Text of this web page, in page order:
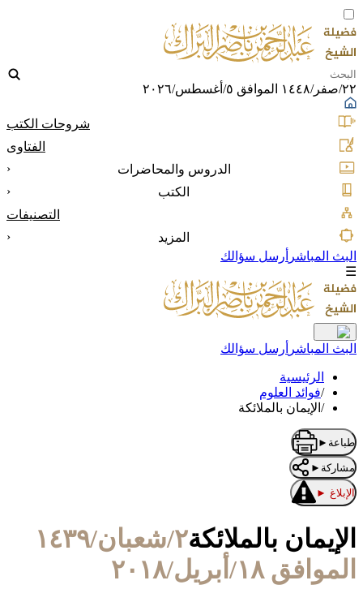
٢٢/صفر/١٤٤٨ الموافق ٥/أغسطس/٢٠٢٦
شروحات الكتب
الفتاوى
الدروس والمحاضرات
‹
الكتب
‹
التصنيفات
المزيد
‹
البث المباشر أرسل سؤالك
☰
البث المباشر أرسل سؤالك
الرئيسية
/فوائد العلوم
/ الإيمان بالملائكة
طباعة ►
مشاركة ►
الإبلاغ ►
الإيمان بالملائكة
٢/شعبان/١٤٣٩
الموافق ١٨/أبريل/٢٠١٨